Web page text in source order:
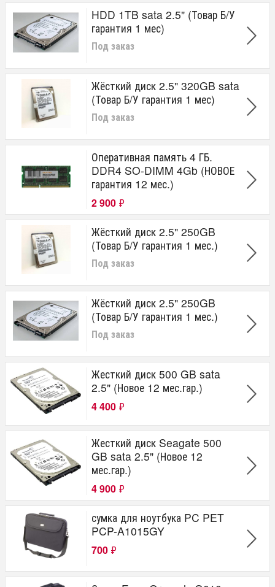
HDD 1TB sata 2.5" (Товар Б/У
гарантия 1 мес)
Под заказ
Жёсткий диск 2.5" 320GB sata
(Товар Б/У гарантия 1 мес)
Под заказ
Оперативная память 4 ГБ.
DDR4 SO-DIMM 4Gb (НОВОЕ
гарантия 12 мес.)
2 900 ₽
Жёсткий диск 2.5" 250GB
(Товар Б/У гарантия 1 мес.)
Под заказ
Жёсткий диск 2.5" 250GB
(Товар Б/У гарантия 1 мес.)
Под заказ
Жесткий диск 500 GB sata
2.5" (Новое 12 мес.гар.)
4 400 ₽
Жесткий диск Seagate 500
GB sata 2.5" (Новое 12
мес.гар.)
4 900 ₽
сумка для ноутбука PC PET
PCP-A1015GY
700 ₽